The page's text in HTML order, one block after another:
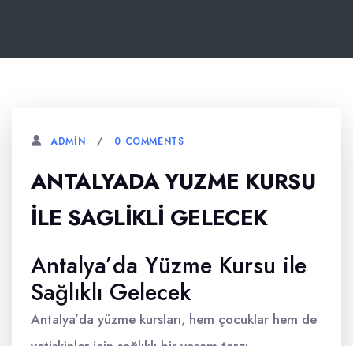
ADMIN 0 COMMENTS
ANTALYADA YUZME KURSU
İLE SAGLIKLI GELECEK
Antalya’da Yüzme Kursu ile
Sağlıklı Gelecek
Antalya’da yüzme kursları, hem çocuklar hem de